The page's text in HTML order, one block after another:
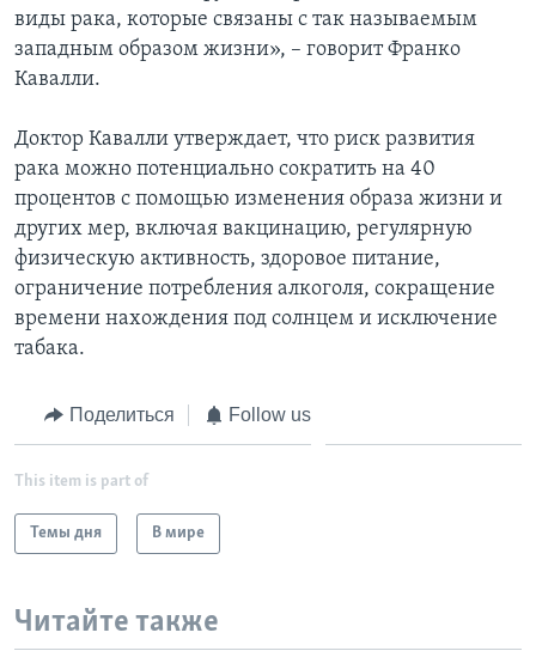
виды рака, которые связаны с так называемым
западным образом жизни», – говорит Франко
Кавалли.
Доктор Кавалли утверждает, что риск развития
рака можно потенциально сократить на 40
процентов с помощью изменения образа жизни и
других мер, включая вакцинацию, регулярную
физическую активность, здоровое питание,
ограничение потребления алкоголя, сокращение
времени нахождения под солнцем и исключение
табака.
Поделиться Follow us
This item is part of
Темы дня В мире
Читайте также